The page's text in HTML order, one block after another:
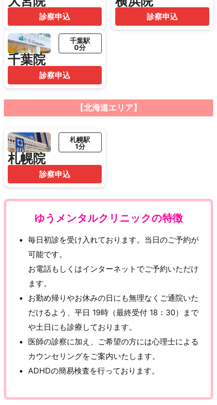
診察申込 診察申込
千葉院
千葉駅
0分
診察申込
【北海道エリア】
札幌院
札幌駅
1分
診察申込
ゆうメンタルクリニックの特徴
毎日初診を受け入れております。当日のご予約が
可能です。
お電話もしくはインターネットでご予約いただけ
ます。
お勤め帰りやお休みの日にも無理なくご通院いた
だけるよう、平日 19時（最終受付 18：30）まで
や土日にも診療しております。
医師の診察に加え、ご希望の方には心理士による
カウンセリングをご案内いたします。
ADHDの簡易検査を行っております。